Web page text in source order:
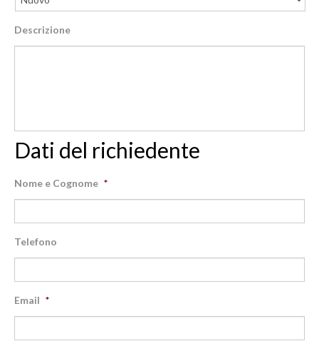
Descrizione
Dati del richiedente
Nome e Cognome *
Telefono
Email *